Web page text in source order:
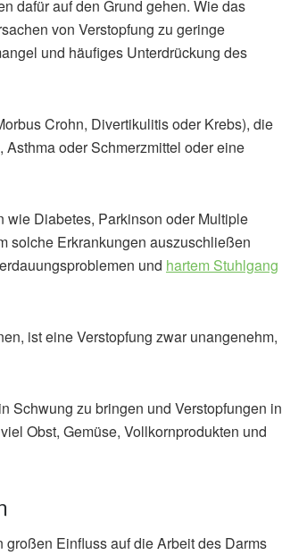
dafür auf den Grund gehen. Wie das
von Verstopfung zu geringe
und häufiges Unterdrückung des
Crohn, Divertikulitis oder Krebs), die
oder Schmerzmittel oder eine
Diabetes, Parkinson oder Multiple
solche Erkrankungen auszuschließen
und hartem Stuhlgang
ist eine Verstopfung zwar unangenehm,
Schwung zu bringen und Verstopfungen in
Obst, Gemüse, Vollkornprodukten und
Einfluss auf die Arbeit des Darms